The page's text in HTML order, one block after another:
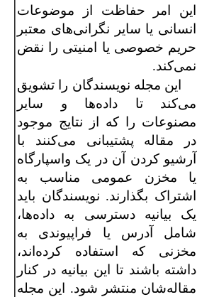
این امر حفاظت از موضوعات
انسانی یا سایر نگرانی‌های معتبر
حریم خصوصی یا امنیتی را نقض
نمی‌کند.
این مجله نویسندگان را تشویق
می‌کند تا داده‌ها و سایر
مصنوعات را که از نتایج موجود
در مقاله پشتیبانی می‌کنند با
آرشیو کردن آن در یک واسپارگاه
یا مخزن عمومی مناسب به
اشتراک بگذارند. نویسندگان باید
یک بیانیه دسترسی به داده‌ها،
شامل آدرس یا فراپیوندی به
مخزنی که استفاده کرده‌اند،
داشته باشند تا این بیانیه در کنار
مقاله‌شان منتشر شود. این مجله